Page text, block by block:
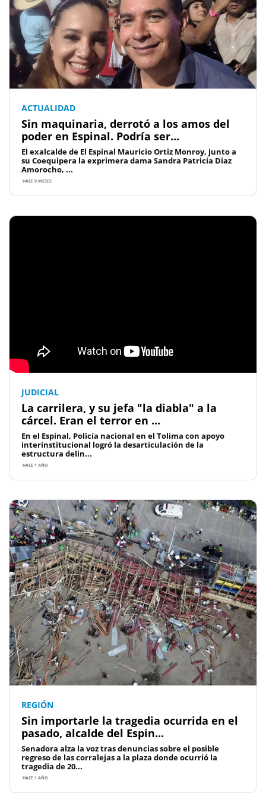
ACTUALIDAD
Sin maquinaria, derrotó a los amos del
poder en Espinal. Podría ser...
El exalcalde de El Espinal Mauricio Ortiz Monroy, junto a
su Coequipera la exprimera dama Sandra Patricia Diaz
Amorocho, ...
HACE 9 MESES
JUDICIAL
La carrilera, y su jefa "la diabla" a la
cárcel. Eran el terror en ...
En el Espinal, Policía nacional en el Tolima con apoyo
interinstitucional logró la desarticulación de la
estructura delin...
HACE 1 AÑO
REGIÓN
Sin importarle la tragedia ocurrida en el
pasado, alcalde del Espin...
Senadora alza la voz tras denuncias sobre el posible
regreso de las corralejas a la plaza donde ocurrió la
tragedia de 20...
HACE 1 AÑO